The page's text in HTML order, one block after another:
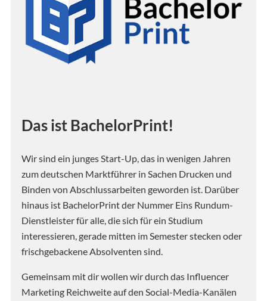
Das ist BachelorPrint!
Wir sind ein junges Start-Up, das in wenigen Jahren
zum deutschen Marktführer in Sachen Drucken und
Binden von Abschlussarbeiten geworden ist. Darüber
hinaus ist BachelorPrint der Nummer Eins Rundum-
Dienstleister für alle, die sich für ein Studium
interessieren, gerade mitten im Semester stecken oder
frischgebackene Absolventen sind.
Gemeinsam mit dir wollen wir durch das Influencer
Marketing Reichweite auf den Social-Media-Kanälen